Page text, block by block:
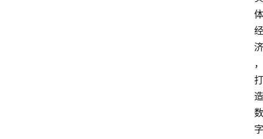
体
经
济
，
打
造
数
字